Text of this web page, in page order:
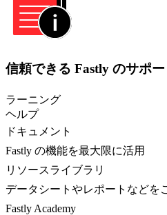
信頼できる Fastly のサポー
ラーニング
ヘルプ
ドキュメント
Fastly の機能を最大限に活用
リソースライブラリ
データシートやレポートなどを
Fastly Academy